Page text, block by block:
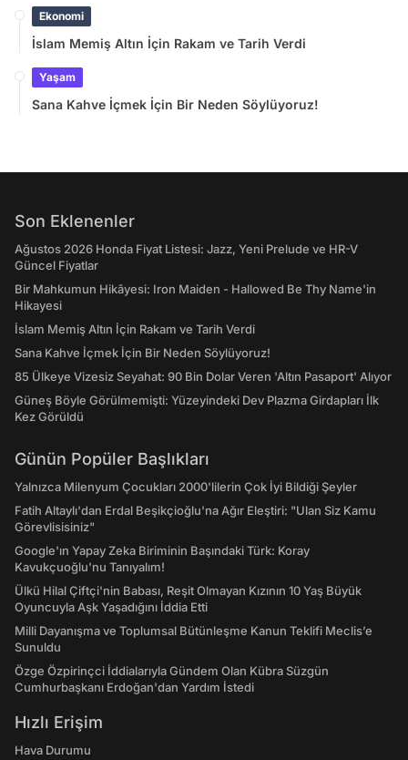
Ekonomi
İslam Memiş Altın İçin Rakam ve Tarih Verdi
Yaşam
Sana Kahve İçmek İçin Bir Neden Söylüyoruz!
Son Eklenenler
Ağustos 2026 Honda Fiyat Listesi: Jazz, Yeni Prelude ve HR-V
Güncel Fiyatlar
Bir Mahkumun Hikâyesi: Iron Maiden - Hallowed Be Thy Name'in
Hikayesi
İslam Memiş Altın İçin Rakam ve Tarih Verdi
Sana Kahve İçmek İçin Bir Neden Söylüyoruz!
85 Ülkeye Vizesiz Seyahat: 90 Bin Dolar Veren 'Altın Pasaport' Alıyor
Güneş Böyle Görülmemişti: Yüzeyindeki Dev Plazma Girdapları İlk
Kez Görüldü
Günün Popüler Başlıkları
Yalnızca Milenyum Çocukları 2000'lilerin Çok İyi Bildiği Şeyler
Fatih Altaylı'dan Erdal Beşikçioğlu'na Ağır Eleştiri: "Ulan Siz Kamu
Görevlisisiniz"
Google'ın Yapay Zeka Biriminin Başındaki Türk: Koray
Kavukçuoğlu'nu Tanıyalım!
Ülkü Hilal Çiftçi'nin Babası, Reşit Olmayan Kızının 10 Yaş Büyük
Oyuncuyla Aşk Yaşadığını İddia Etti
Milli Dayanışma ve Toplumsal Bütünleşme Kanun Teklifi Meclis’e
Sunuldu
Özge Özpirinçci İddialarıyla Gündem Olan Kübra Süzgün
Cumhurbaşkanı Erdoğan'dan Yardım İstedi
Hızlı Erişim
Hava Durumu